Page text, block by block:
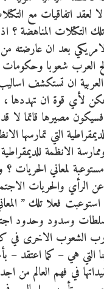
لعقد اتفاقيات مع
التكتلات المناهضة
بعد ان
العرب شعوبا
ان تستكشف اساليب
لأي قوة ان تهددها
مصيرها قاتما لا
التي تمارسها
الانظمة للديمقراطية
لمعاني الحريات ؟
عن الرأي والحريات
فعلا تلك ”
وسدود وحدود
الشعوب الاخرى في
هي – كما اعتقد –
في فهم العالم